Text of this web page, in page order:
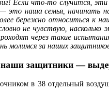
Если что-то случится,
это наша семья, начинать
бережно относиться к
не чувствую,
через такие
молимся за наших
защитники —
в 38 отдельный